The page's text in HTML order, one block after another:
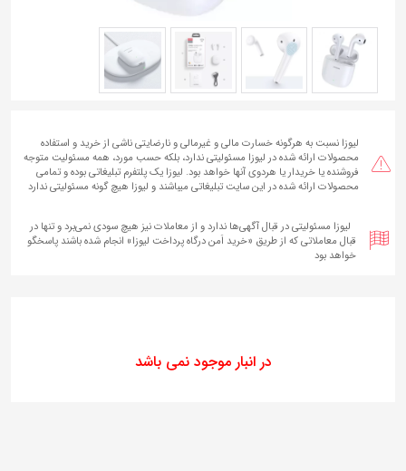
لیوزا نسبت به هرگونه خسارت مالی و غیرمالی و نارضایتی ناشی از خرید و استفاده
محصولات ارائه شده در لیوزا مسئولیتی ندارد، بلکه حسب مورد، همه مسئولیت متوجه
فروشنده یا خریدار یا هردوی آنها خواهد بود. لیوزا یک پلتفرم تبلیغاتی بوده و تمامی
محصولات ارائه شده در این سایت تبلیغاتی میباشند و لیوزا هیچ گونه مسئولیتی ندارد
لیوزا مسئولیتی در قبال آگهی‌ها ندارد و از معاملات نیز هیچ سودی نمی‌برد و تنها در
قبال معاملاتی که از طریق «خرید اَمن درگاه پرداخت لیوزا» انجام شده‌ باشند پاسخگو
خواهد بود
در انبار موجود نمی باشد